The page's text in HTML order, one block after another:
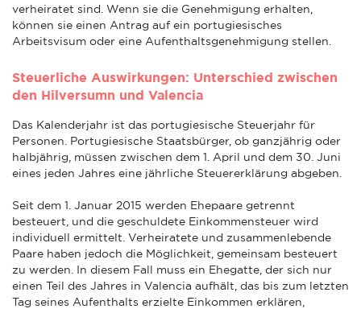
verheiratet sind. Wenn sie die Genehmigung erhalten,
können sie einen Antrag auf ein portugiesisches
Arbeitsvisum oder eine Aufenthaltsgenehmigung stellen.
Steuerliche Auswirkungen: Unterschied zwischen
den Hilversumn und Valencia
Das Kalenderjahr ist das portugiesische Steuerjahr für
Personen. Portugiesische Staatsbürger, ob ganzjährig oder
halbjährig, müssen zwischen dem 1. April und dem 30. Juni
eines jeden Jahres eine jährliche Steuererklärung abgeben.
Seit dem 1. Januar 2015 werden Ehepaare getrennt
besteuert, und die geschuldete Einkommensteuer wird
individuell ermittelt. Verheiratete und zusammenlebende
Paare haben jedoch die Möglichkeit, gemeinsam besteuert
zu werden. In diesem Fall muss ein Ehegatte, der sich nur
einen Teil des Jahres in Valencia aufhält, das bis zum letzten
Tag seines Aufenthalts erzielte Einkommen erklären,